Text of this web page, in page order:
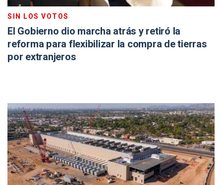
SIN LOS VOTOS
El Gobierno dio marcha atrás y retiró la
reforma para flexibilizar la compra de tierras
por extranjeros